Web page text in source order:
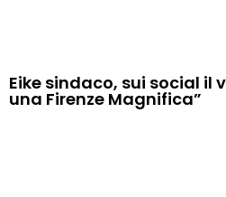
Eike sindaco, sui social il
una Firenze Magnifica”